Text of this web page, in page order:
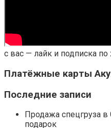
с вас — лайк и подписка
Платёжные карты
Последние записи
Продажа спецгруза
подарок